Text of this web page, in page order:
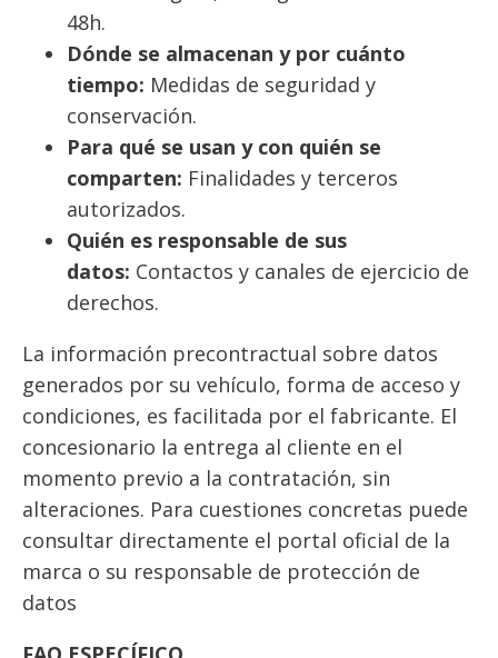
48h.
Dónde se almacenan y por cuánto
tiempo: Medidas de seguridad y
conservación.
Para qué se usan y con quién se
comparten: Finalidades y terceros
autorizados.
Quién es responsable de sus
datos: Contactos y canales de ejercicio de
derechos.
La información precontractual sobre datos
generados por su vehículo, forma de acceso y
condiciones, es facilitada por el fabricante. El
concesionario la entrega al cliente en el
momento previo a la contratación, sin
alteraciones. Para cuestiones concretas puede
consultar directamente el portal oficial de la
marca o su responsable de protección de
datos